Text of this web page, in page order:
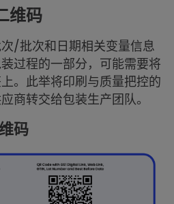
维码
/批次和日期相关变量信息
过程的一部分，可能需要将
。此举将印刷与质量把控的
商转交给包装生产团队。
码